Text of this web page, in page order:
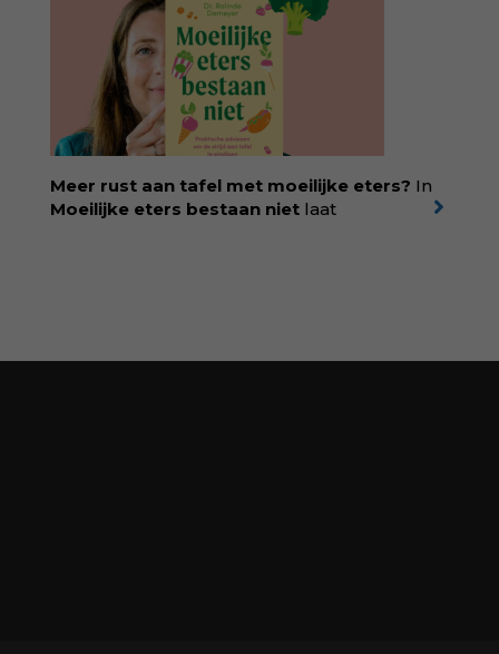
filosoof en vroedvrouw Rodante van der Waal
persoonlijke ervaringen aan structureel
onrecht en introduceert ze reproductieve
rechtvaardigheid als een collectieve, radicale
praktijk van zorg. Voor iedereen die wil
begrijpen wat er speelt rond vruchtbaarheid
en geboorte. Koop het boek via
singeluitgeverijen.nl/nijgh-van-
ditmar/boek/baas-in-eigen-buik
Meer rust aan tafel met moeilijke eters? In
Moeilijke eters bestaan niet laat